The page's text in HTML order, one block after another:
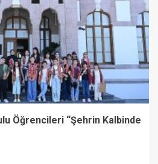
Öğrencileri “Şehrin Kalbinde